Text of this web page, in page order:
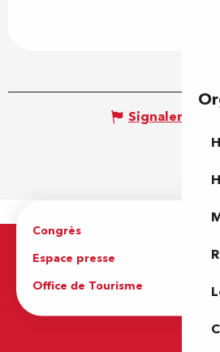
Signaler une
Congrès
Espace presse
Office de Tourisme